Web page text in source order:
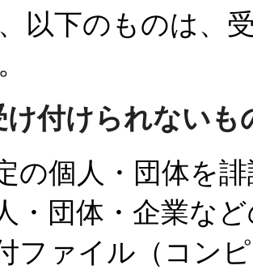
以下のものは、
け付けられないも
の個人・団体を
・団体・企業な
ファイル（コン